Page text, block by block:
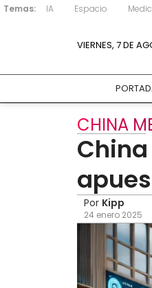
Temas: IA Espacio
VIERNES, 7 DE
CHINA
Por Kipp
24 enero 2025